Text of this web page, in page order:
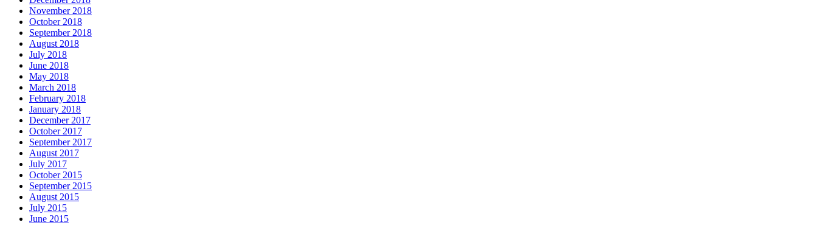
November 2018
October 2018
September 2018
August 2018
July 2018
June 2018
May 2018
March 2018
February 2018
January 2018
December 2017
October 2017
September 2017
August 2017
July 2017
October 2015
September 2015
August 2015
July 2015
June 2015